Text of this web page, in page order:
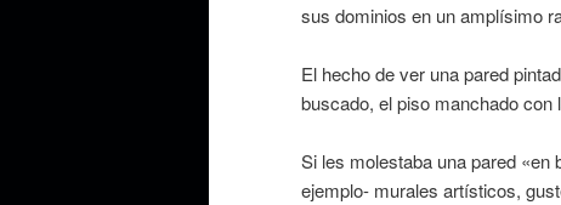
sus dominios en un amplísimo
El hecho de ver una pared
buscado, el piso manchado
Si les molestaba una pared «en
ejemplo- murales artísticos,